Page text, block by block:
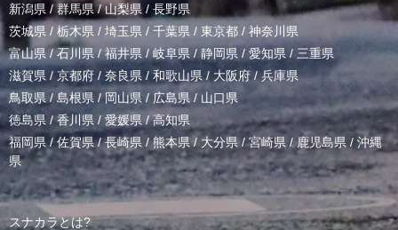
新潟県 /群馬県/山梨県 / 長野県
茨城県 / 栃木県 / 埼玉県 / 千葉県 / 東京都 / 神奈川県
富山県 /石川県 / 福井県/岐阜県 / 静岡県 / 愛知県 / 三重県
滋賀県 / 京都府 / 奈良県 / 和歌山県 / 大阪府 /兵庫県
鳥取県 / 島根県 /岡山県/ 広島県 / 山口県
徳島県 /香川県 / 愛媛県/高知県
福岡県 / 佐賀県/長崎県 /熊本県 / 大分県/宮崎県 / 鹿児島県 / 沖縄
県
スナカラとは?